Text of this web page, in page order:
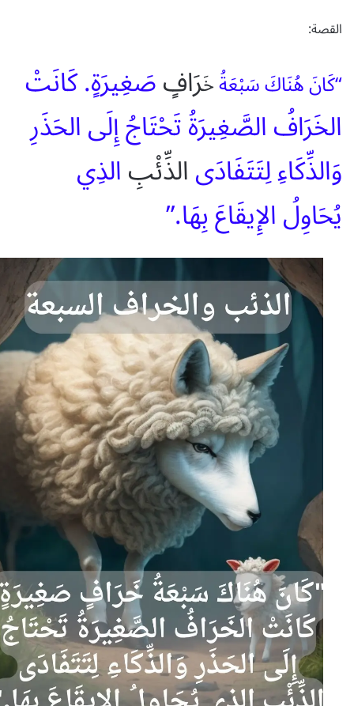
القصة:
“كَانَ هُنَاكَ سَبْعَةُخَرَافٍصَغِيرَةٍ. كَانَتْ
الخَرَافُ الصَّغِيرَةُ تَحْتَاجُ إِلَى الحَذَرِ
وَالذِّكَاءِ لِتَتَفَادَىالذِّئْبِالذِي
يُحَاوِلُ الإِيقَاعَ بِهَا.”